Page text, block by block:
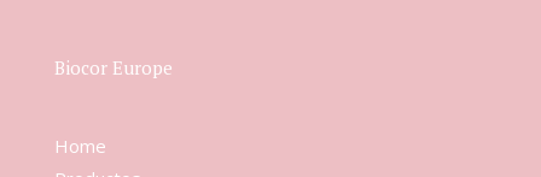
Biocor Europe
Home